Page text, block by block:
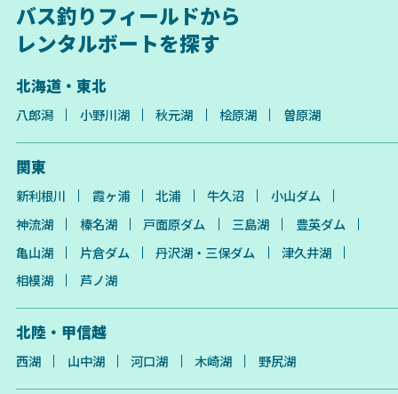
バス釣りフィールドから
レンタルボートを探す
北海道・東北
八郎潟 小野川湖 秋元湖 桧原湖 曽原湖
関東
新利根川 霞ヶ浦 北浦 牛久沼
小山ダム
神流湖
榛名湖 戸面原ダム 三島湖
豊英ダム
亀山湖
片倉ダム 丹沢湖・三保ダム
津久井湖
相模湖
芦ノ湖
北陸・甲信越
西湖 山中湖 河口湖 木崎湖 野尻湖